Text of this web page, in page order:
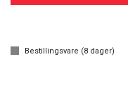
Bestillingsvare (8 dager)